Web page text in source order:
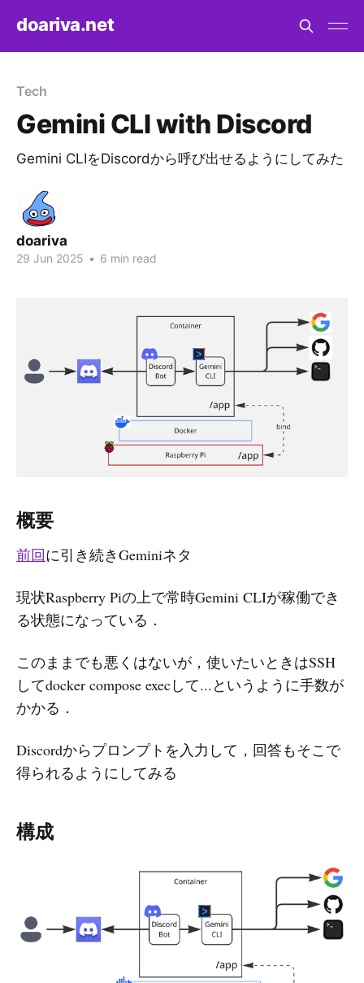
doariva.net
Tech
Gemini CLI with Discord
Gemini CLIをDiscordから呼び出せるようにしてみた
doariva
29 Jun 2025 • 6 min read
概要
前回に引き続きGeminiネタ
現状Raspberry Piの上で常時Gemini CLIが稼働でき
る状態になっている．
このままでも悪くはないが，使いたいときはSSH
してdocker compose execして...というように手数が
かかる．
Discordからプロンプトを入力して，回答もそこで
得られるようにしてみる
構成